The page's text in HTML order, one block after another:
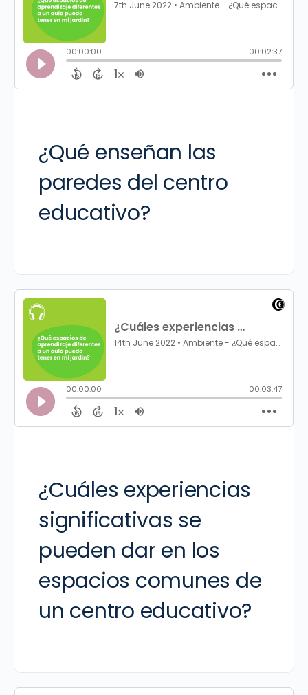
¿Qué enseñan las
paredes del centro
educativo?
¿Cuáles experiencias
significativas se
pueden dar en los
espacios comunes de
un centro educativo?